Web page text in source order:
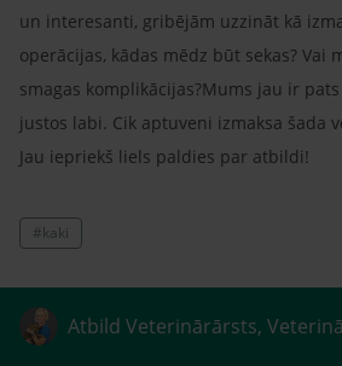
un interesanti, gribējām uzzināt kā
operācijas, kādas mēdz būt sekas? Vai
smagas komplikācijas?Mums jau ir
justos labi. Cik aptuveni izmaksa šada
Jau iepriekš liels paldies par atbildi!
#kaki
Atbild Veterinārārsts,